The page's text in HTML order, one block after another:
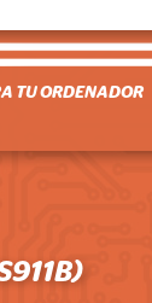
TU ORDENADOR